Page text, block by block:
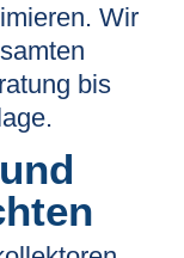
Wir
bis